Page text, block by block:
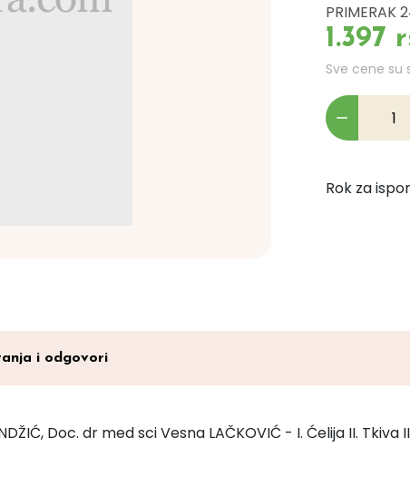
PRIMERAK
1.397
Sve cene su
Rok za
i odgovori
Doc. dr med sci Vesna LAČKOVIĆ - I. Ćelija II. Tkiva